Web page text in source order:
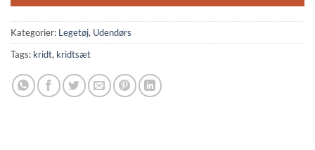
Kategorier: Legetøj, Udendørs
Tags: kridt, kridtsæt